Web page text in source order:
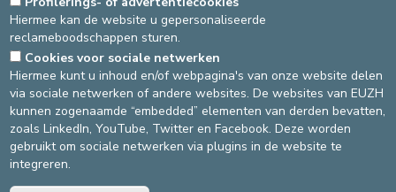
op de reële behoeften van patiënten.
DEVELOP / REDUCE
asbl Cliniques de l’Europe – Europa Ziekenhuizen vzw
N° d’entreprise : 0432011571
Algemene gebruiksvoorwaarden
Hiermee kan de website u gepersonaliseerde
reclameboodschappen sturen.
Cookies voor sociale netwerken
Hiermee kunt u inhoud en/of webpagina's van onze website delen
via sociale netwerken of andere websites. De websites van EUZH
kunnen zogenaamde “embedded” elementen van derden bevatten,
zoals LinkedIn, YouTube, Twitter en Facebook. Deze worden
gebruikt om sociale netwerken via plugins in de website te
integreren.